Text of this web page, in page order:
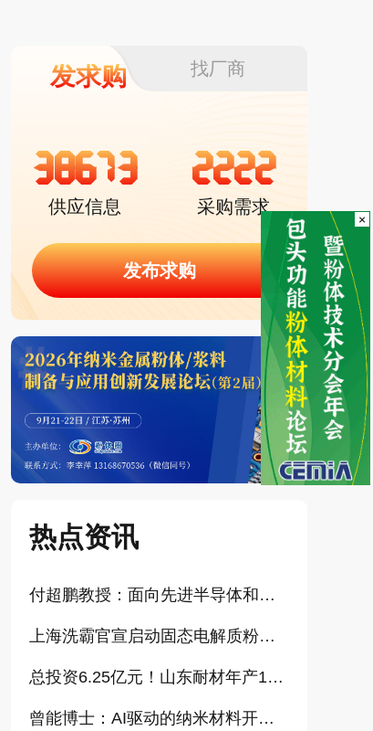
发求购 找厂商
38673
供应信息
2222
采购需求
发布求购
热点资讯
付超鹏教授：面向先进半导体和大健康产业的高纯超细氧化铝研发（报告）
上海洗霸官宣启动固态电解质粉体产业化项目
总投资6.25亿元！山东耐材年产15万吨高科技新材料项目正式开工
曾能博士：AI驱动的纳米材料开发新范式技术研究及基地建设（报告）
×